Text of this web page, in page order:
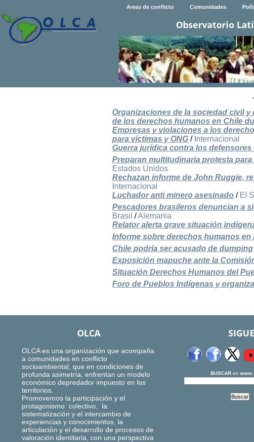
Areas de conflicto Comunidades
Observatorio
Organizaciones de la sociedad civil
de los derechos humanos en Chile
Empresas y violaciones a los
para víctimas y ONG / Internacional
Guerra jurídica contra los
Preparan multitudinaria protesta
Estados Unidos
Rechazan informe de John Ruggie,
Internacional
Luchador anti minero asesinado / El
Pescadores brasileros denuncian a
Brasil /Alemania
Relator alerta grave situación
Informe sobre derechos humanos en
Chile podría ser acusado de
Exposición mapuche ante la
Situación Derechos Humanos del
Foro de Pueblos Indígenas y
OLCA
OLCA es una organización que acompaña
a comunidades en conflicto
socioambiental, que en condiciones de
profunda asimetría, enfrentan un modelo
económico depredador impuesto en los
territorios.
Promovemos la participación y el
protagonismo colectivo, la
sistematización y el intercambio de
experiencias y conocimientos, la
articulación y el desarrollo de procesos de
valoración identitaria, con una perspectiva
BUSCARen